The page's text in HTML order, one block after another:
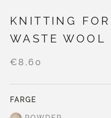
KNITTING
WASTE WOOL
€8,60
FARGE